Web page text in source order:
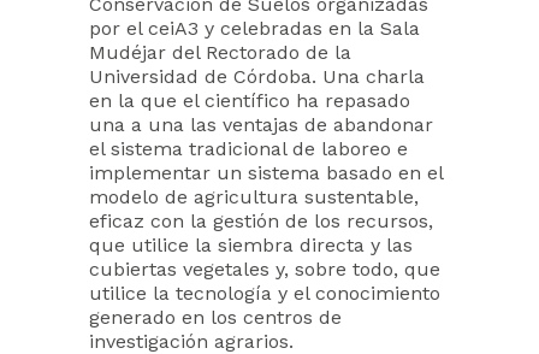
por el ceiA3 y celebradas en la Sala
Mudéjar del Rectorado de la
Universidad de Córdoba. Una charla
en la que el científico ha repasado
una a una las ventajas de abandonar
el sistema tradicional de laboreo e
implementar un sistema basado en el
modelo de agricultura sustentable,
eficaz con la gestión de los recursos,
que utilice la siembra directa y las
cubiertas vegetales y, sobre todo, que
utilice la tecnología y el conocimiento
generado en los centros de
investigación agrarios.